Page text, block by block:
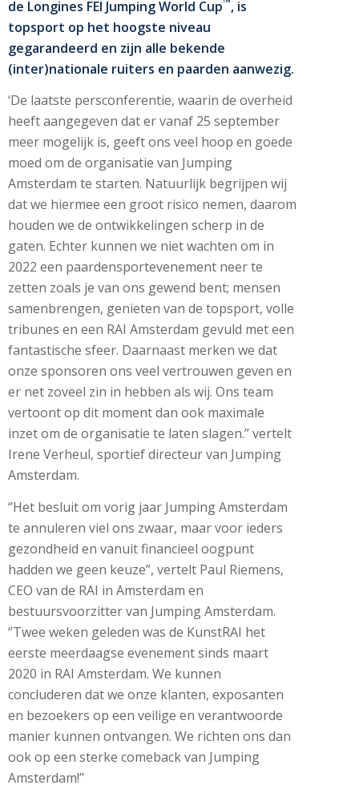
de Longines FEI Jumping World Cup , is
topsport op het hoogste niveau
gegarandeerd en zijn alle bekende
(inter)nationale ruiters en paarden aanwezig.
‘De laatste persconferentie, waarin de overheid
heeft aangegeven dat er vanaf 25 september
meer mogelijk is, geeft ons veel hoop en goede
moed om de organisatie van Jumping
Amsterdam te starten. Natuurlijk begrijpen wij
dat we hiermee een groot risico nemen, daarom
houden we de ontwikkelingen scherp in de
gaten. Echter kunnen we niet wachten om in
2022 een paardensportevenement neer te
zetten zoals je van ons gewend bent; mensen
samenbrengen, genieten van de topsport, volle
tribunes en een RAI Amsterdam gevuld met een
fantastische sfeer. Daarnaast merken we dat
onze sponsoren ons veel vertrouwen geven en
er net zoveel zin in hebben als wij. Ons team
vertoont op dit moment dan ook maximale
inzet om de organisatie te laten slagen.’’ vertelt
Irene Verheul, sportief directeur van Jumping
Amsterdam.
‘’Het besluit om vorig jaar Jumping Amsterdam
te annuleren viel ons zwaar, maar voor ieders
gezondheid en vanuit financieel oogpunt
hadden we geen keuze’’, vertelt Paul Riemens,
CEO van de RAI in Amsterdam en
bestuursvoorzitter van Jumping Amsterdam.
‘’Twee weken geleden was de KunstRAI het
eerste meerdaagse evenement sinds maart
2020 in RAI Amsterdam. We kunnen
concluderen dat we onze klanten, exposanten
en bezoekers op een veilige en verantwoorde
manier kunnen ontvangen. We richten ons dan
ook op een sterke comeback van Jumping
Amsterdam!’’